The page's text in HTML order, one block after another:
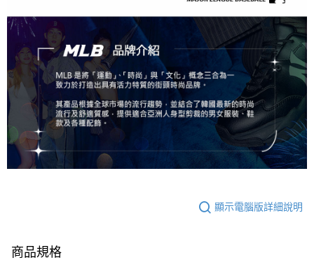
顯示電腦版詳細說明
商品規格